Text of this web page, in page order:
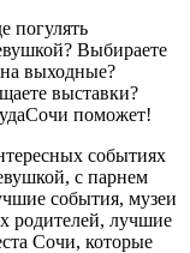
погулять
Выбираете
выходные?
выставки?
поможет!
событиях
с парнем
события, музеи
родителей, лучшие
Сочи, которые